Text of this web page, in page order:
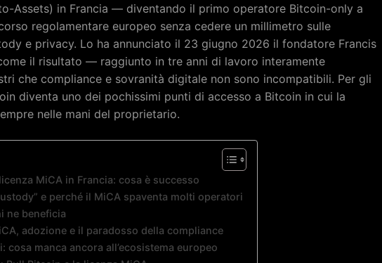
Assets) in Francia — diventando il primo operatore Bitcoin-only a
regolamentare europeo senza cedere un millimetro sulle
e privacy. Lo ha annunciato il 23 giugno 2026 il fondatore Francis
il risultato — raggiunto in tre anni di lavoro interamente
che compliance e sovranità digitale non sono incompatibili. Per gli
diventa uno dei pochissimi punti di accesso a Bitcoin in cui la
nelle mani del proprietario.
MiCA in Francia: cosa è successo
e perché il MiCA spaventa molti operatori
ne beneficia
adozione e il paradosso della compliance
cosa manca ancora all’ecosistema europeo